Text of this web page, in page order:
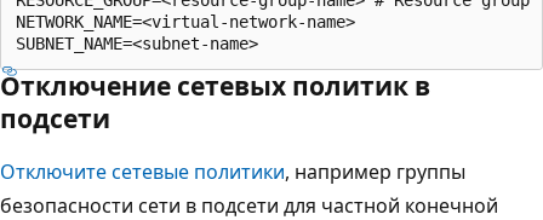
NETWORK_NAME=<virtual-network-name>
Отключение сетевых политик в
подсети
Отключите сетевые политики, например группы
безопасности сети в подсети для частной конечной